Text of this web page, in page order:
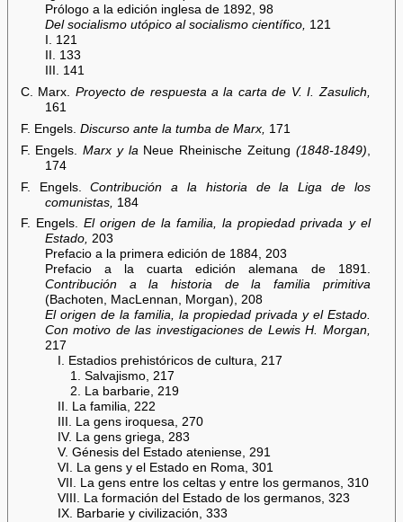
Prólogo a la edición inglesa de 1892, 98
Del socialismo utópico al socialismo científico, 121
I. 121
II. 133
III. 141
C. Marx. Proyecto de respuesta a la carta de V. I. Zasulich,
161
F. Engels. Discurso ante la tumba de Marx, 171
F. Engels.Marx y la Neue Rheinische Zeitung (1848-1849)
174
F. Engels.Contribución a la historia de la Liga de los
comunistas, 184
F. Engels. El origen de la familia, la propiedad privada y el
Estado, 203
Prefacio a la primera edición de 1884, 203
Prefacio a la cuarta edición alemana de 1891.
Contribución a la historia de la familia primitiva
(Bachoten, MacLennan, Morgan), 208
El origen de la familia, la propiedad privada y el Estado.
Con motivo de las investigaciones de Lewis H. Morgan,
217
I. Estadios prehistóricos de cultura, 217
1. Salvajismo, 217
2. La barbarie, 219
II. La familia, 222
III. La gens iroquesa, 270
IV. La gens griega, 283
V. Génesis del Estado ateniense, 291
VI. La gens y el Estado en Roma, 301
VII. La gens entre los celtas y entre los germanos, 310
VIII. La formación del Estado de los germanos, 323
IX. Barbarie y civilización, 333